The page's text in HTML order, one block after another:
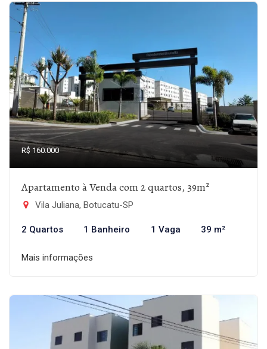
R$ 160.000
Apartamento à Venda com 2 quartos, 39m²
Vila Juliana, Botucatu-SP
2 Quartos 1 Banheiro 1 Vaga 39 m²
Mais informações